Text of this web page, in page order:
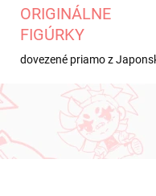
ORIGINÁLNE
FIGÚRKY
dovezené priamo z